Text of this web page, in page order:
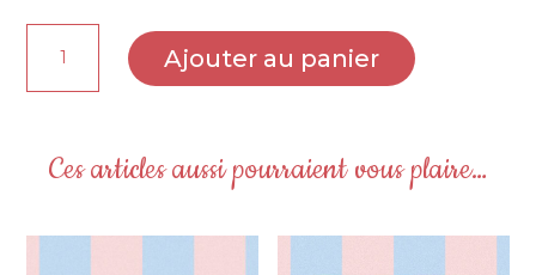
Doudou
Ajouter au panier
Ces articles aussi pourraient vous plaire…